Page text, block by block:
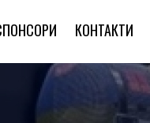
КОНТАКТИ